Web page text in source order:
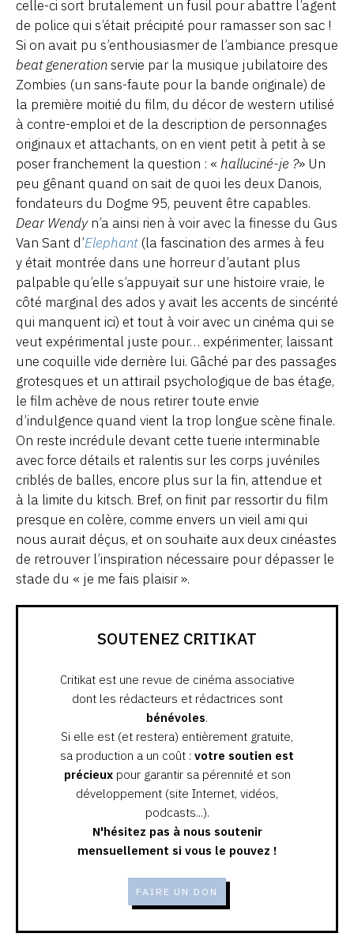
celle-ci sort brutalement un fusil pour abattre l’agent
de police qui s’était précipité pour ramasser son sac !
Si on avait pu s’enthousiasmer de l’ambiance presque
beat generationservie par la musique jubilatoire des
Zombies (un sans-faute pour la bande originale) de
la première moitié du film, du décor de western utilisé
à contre-emploi et de la description de personnages
originaux et attachants, on en vient petit à petit à se
poser franchement la question : « halluciné-je ?» Un
peu gênant quand on sait de quoi les deux Danois,
fondateurs du Dogme 95, peuvent être capables.
Dear Wendyn’a ainsi rien à voir avec la finesse du Gus
Van Sant d’Elephant(la fascination des armes à feu
y était montrée dans une horreur d’autant plus
palpable qu’elle s’appuyait sur une histoire vraie, le
côté marginal des ados y avait les accents de sincérité
qui manquent ici) et tout à voir avec un cinéma qui se
veut expérimental juste pour… expérimenter, laissant
une coquille vide derrière lui. Gâché par des passages
grotesques et un attirail psychologique de bas étage,
le film achève de nous retirer toute envie
d’indulgence quand vient la trop longue scène finale.
On reste incrédule devant cette tuerie interminable
avec force détails et ralentis sur les corps juvéniles
criblés de balles, encore plus sur la fin, attendue et
à la limite du kitsch. Bref, on finit par ressortir du film
presque en colère, comme envers un vieil ami qui
nous aurait déçus, et on souhaite aux deux cinéastes
de retrouver l’inspiration nécessaire pour dépasser le
stade du « je me fais plaisir ».
SOUTENEZ CRITIKAT
Critikat est une revue de cinéma associative
dont les rédacteurs et rédactrices sont
bénévoles.
Si elle est (et restera) entièrement gratuite,
sa production a un coût : votre soutien est
précieuxpour garantir sa pérennité et son
développement (site Internet, vidéos,
podcasts...).
N'hésitez pas à nous soutenir
mensuellement si vous le pouvez !
FAIRE UN DON